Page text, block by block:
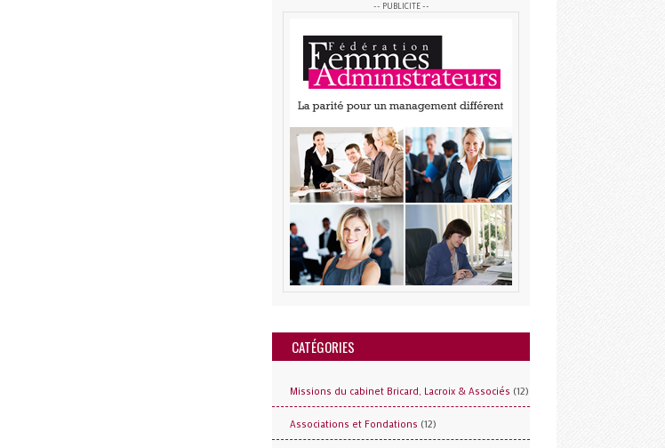
-- PUBLICITE --
CATÉGORIES
Missions du cabinet Bricard, Lacroix & Associés (12)
Associations et Fondations (12)